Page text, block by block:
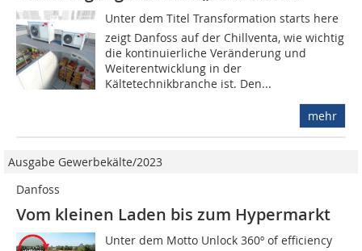
Unter dem Titel Transformation starts here
zeigt Danfoss auf der Chillventa, wie wichtig
die kontinuierliche Veränderung und
Weiterentwicklung in der
Kältetechnikbranche ist. Den...
mehr
Ausgabe Gewerbekälte/2023
Danfoss
Vom kleinen Laden bis zum Hypermarkt
Unter dem Motto Unlock 360º of efficiency